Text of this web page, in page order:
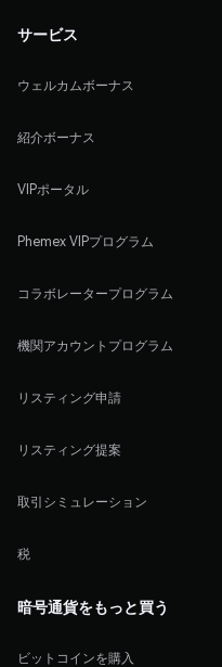
サービス
ウェルカムボーナス
紹介ボーナス
VIPポータル
Phemex VIPプログラム
コラボレータープログラム
機関アカウントプログラム
リスティング申請
リスティング提案
取引シミュレーション
税
暗号通貨をもっと買う
ビットコインを購入